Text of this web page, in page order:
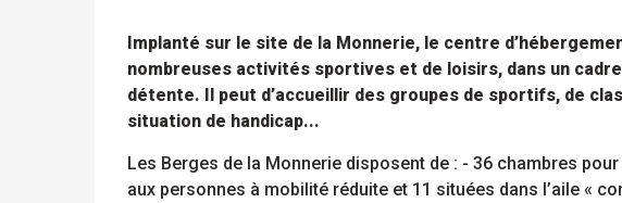
DESCRIPTION
Implanté sur le site de la Monnerie, le centre
nombreuses activités sportives et de loisirs, dans un
détente. Il peut d’accueillir des groupes de sportifs, de
situation de handicap...
Les Berges de la Monnerie disposent de : - 36 chambres
aux personnes à mobilité réduite et 11 situées dans l’aile «